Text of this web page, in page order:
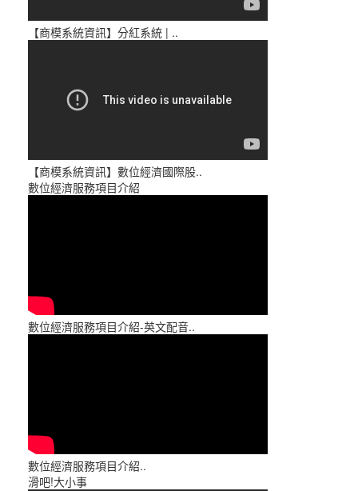
【商模系統資訊】分紅系統 | ..
【商模系統資訊】數位經濟國際股..
數位經濟服務項目介紹
數位經濟服務項目介紹-英文配音..
數位經濟服務項目介紹..
滑吧!大小事